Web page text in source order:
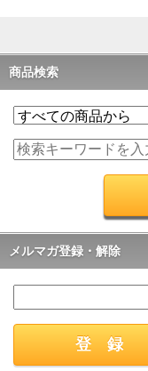
商品検索
メルマガ登録・解除